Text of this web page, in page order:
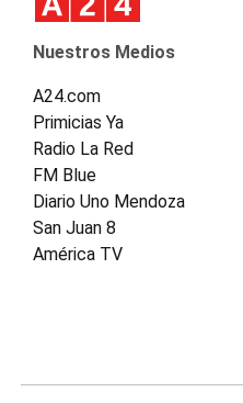
Nuestros Medios
A24.com
Primicias Ya
Radio La Red
FM Blue
Diario Uno Mendoza
San Juan 8
América TV